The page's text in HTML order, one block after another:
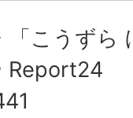
「こうずら
Report24